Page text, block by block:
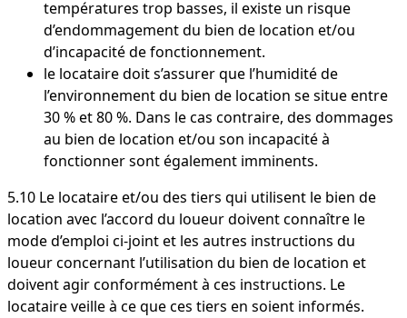
températures trop basses, il existe un risque
d’endommagement du bien de location et/ou
d’incapacité de fonctionnement.
le locataire doit s’assurer que l’humidité de
l’environnement du bien de location se situe entre
30 % et 80 %. Dans le cas contraire, des dommages
au bien de location et/ou son incapacité à
fonctionner sont également imminents.
5.10 Le locataire et/ou des tiers qui utilisent le bien de
location avec l’accord du loueur doivent connaître le
mode d’emploi ci-joint et les autres instructions du
loueur concernant l’utilisation du bien de location et
doivent agir conformément à ces instructions. Le
locataire veille à ce que ces tiers en soient informés.